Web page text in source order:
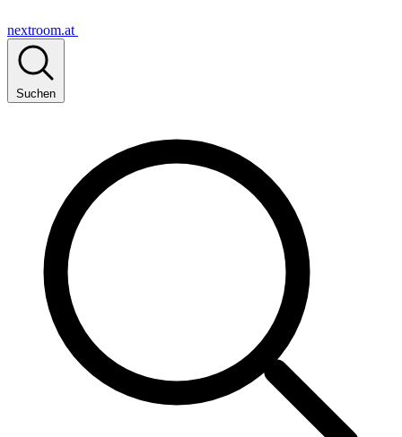
nextroom.at
Suchen